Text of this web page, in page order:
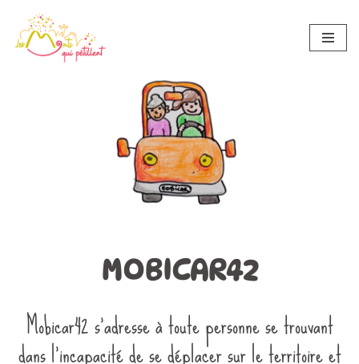
Aller
Accueil»Mobicar42
MOBICAR42
MOBICAR42
Mobicar42 s’adresse à toute personne se trouvant
dans l’incapacité de se déplacer sur le territoire et